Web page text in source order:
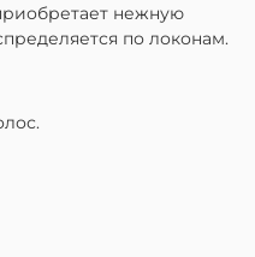
нежную
по локонам.